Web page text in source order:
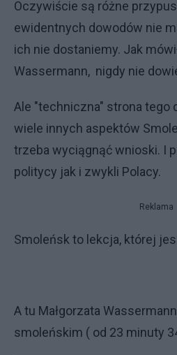
Oczywiście są różne
ewidentnych dowodów nie
ich nie dostaniemy. Jak
Wassermann, nigdy nie
Ale "techniczna" strona tego
wiele innych aspektów
trzeba wyciągnąć wnioski. I
politycy jak i zwykli Polacy.
Reklama
Smoleńsk to lekcja, której
A tu Małgorzata
smoleńskim ( od 23 minuty